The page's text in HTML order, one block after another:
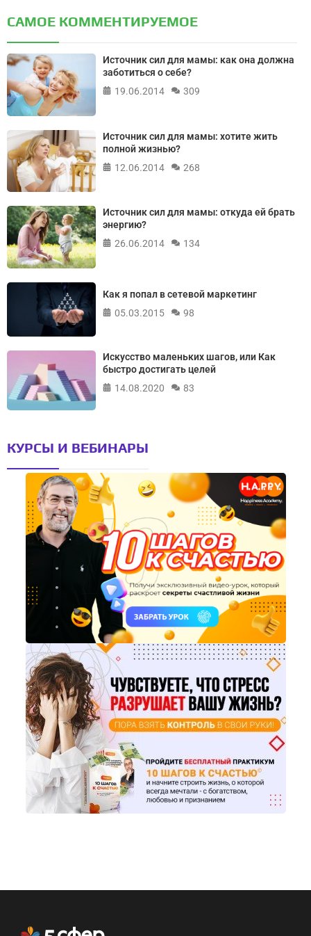
САМОЕ КОММЕНТИРУЕМОЕ
Источник сил для мамы: как она должна
заботиться о себе?
19.06.2014
309
Источник сил для мамы: хотите жить
полной жизнью?
12.06.2014
268
Источник сил для мамы: откуда ей брать
энергию?
26.06.2014
134
Как я попал в сетевой маркетинг
05.03.2015
98
Искусство маленьких шагов, или Как
быстро достигать целей
14.08.2020
83
КУРСЫ И ВЕБИНАРЫ